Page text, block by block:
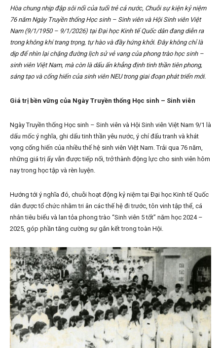
Hòa chung nhịp đập sôi nổi của tuổi trẻ cả nước, Chuỗi sự kiện kỷ niệm
76 năm Ngày Truyền thống Học sinh – Sinh viên và Hội Sinh viên Việt
Nam (9/1/1950 – 9/1/2026) tại Đại học Kinh tế Quốc dân đang diễn ra
trong không khí trang trọng, tự hào và đầy hứng khởi. Đây không chỉ là
dịp để nhìn lại chặng đường lịch sử vẻ vang của phong trào học sinh –
sinh viên Việt Nam, mà còn là dấu ấn khẳng định tinh thần tiên phong,
sáng tạo và cống hiến của sinh viên NEU trong giai đoạn phát triển mới.
Giá trị bền vững của Ngày Truyền thống Học sinh – Sinh viên
Ngày Truyền thống Học sinh – Sinh viên và Hội Sinh viên Việt Nam 9/1 là
dấu mốc ý nghĩa, ghi dấu tinh thần yêu nước, ý chí đấu tranh và khát
vọng cống hiến của nhiều thế hệ sinh viên Việt Nam. Trải qua 76 năm,
những giá trị ấy vẫn được tiếp nối, trở thành động lực cho sinh viên hôm
nay trong học tập và rèn luyện.
Hướng tới ý nghĩa đó, chuỗi hoạt động kỷ niệm tại Đại học Kinh tế Quốc
dân được tổ chức nhằm tri ân các thế hệ đi trước, tôn vinh tập thể, cá
nhân tiêu biểu và lan tỏa phong trào “Sinh viên 5 tốt” năm học 2024 –
2025, góp phần tăng cường sự gắn kết trong toàn Hội.